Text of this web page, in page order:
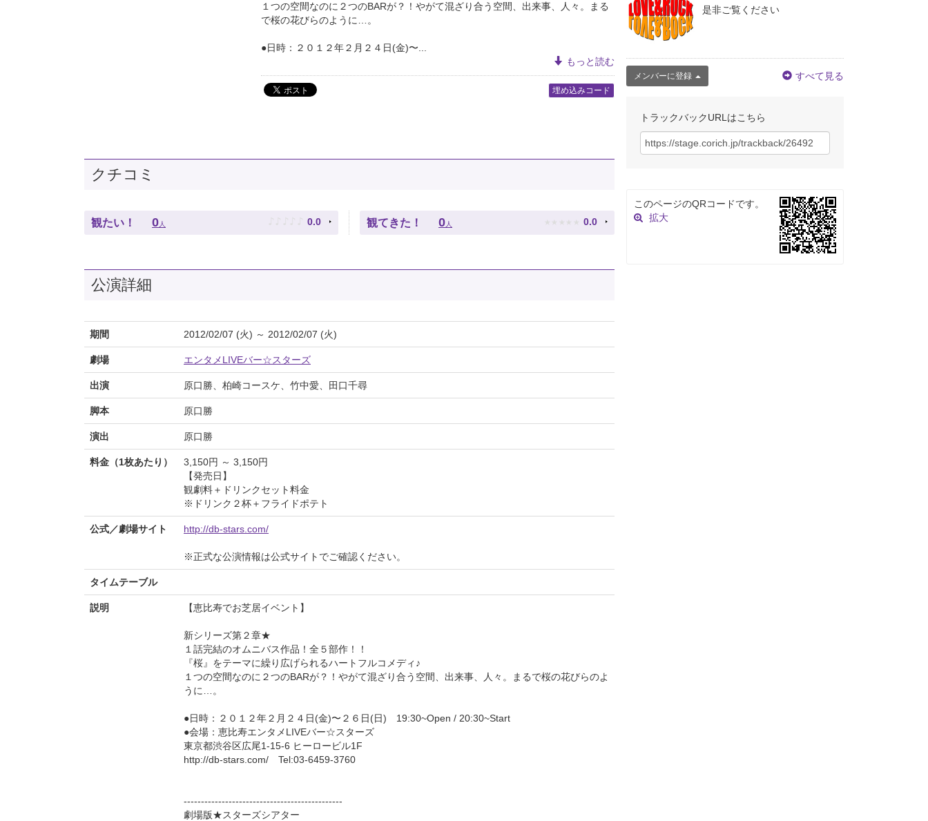
１つの空間なのに２つのBARが？！やがて混ざり合う空間、出来事、人々。まる
で桜の花びらのように…。
●日時：２０１２年２月２４日(金)〜...
もっと読む
埋め込みコード
クチコミ
観たい！ 0 人 ♪ ♪ ♪ ♪ ♪ 0.0 観てきた！ 0 人 ★ ★ ★ ★ ★ 0.0
公演詳細
期間 2012/02/07 (火) ～ 2012/02/07 (火)
劇場 エンタメLIVEバー☆スターズ
出演 原口勝、柏崎コースケ、竹中愛、田口千尋
脚本 原口勝
演出 原口勝
料金（1枚あたり）
3,150円 ～ 3,150円
【発売日】
観劇料＋ドリンクセット料金
※ドリンク２杯＋フライドポテト
公式／劇場サイト http://db-stars.com/
※正式な公演情報は公式サイトでご確認ください。
タイムテーブル
説明 【恵比寿でお芝居イベント】
新シリーズ第２章★
１話完結のオムニバス作品！全５部作！！
『桜』をテーマに繰り広げられるハートフルコメディ♪
１つの空間なのに２つのBARが？！やがて混ざり合う空間、出来事、人々。まるで桜の花びらのよ
うに…。
●日時：２０１２年２月２４日(金)〜２６日(日) 19:30~Open / 20:30~Start
●会場：恵比寿エンタメLIVEバー☆スターズ
東京都渋谷区広尾1-15-6 ヒーロービル1F
http://db-stars.com/ Tel:03-6459-3760
----------------------------------------------
劇場版★スターズシアター
是非ご覧ください
メンバーに登録 すべて見る
トラックバックURLはこちら
このページのQRコードです。
拡大